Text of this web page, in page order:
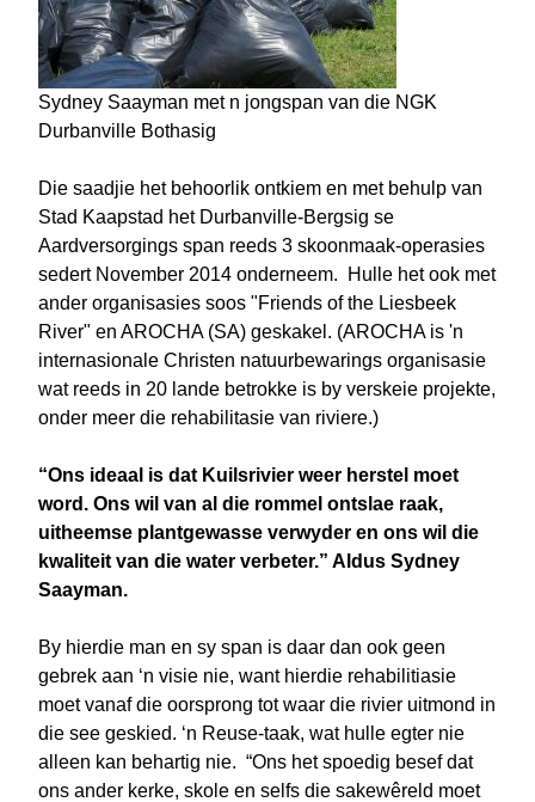
Sydney Saayman met n jongspan van die NGK
Durbanville Bothasig
Die saadjie het behoorlik ontkiem en met behulp van
Stad Kaapstad het Durbanville-Bergsig se
Aardversorgings span reeds 3 skoonmaak-operasies
sedert November 2014 onderneem. Hulle het ook met
ander organisasies soos "Friends of the Liesbeek
River" en AROCHA (SA) geskakel. (AROCHA is 'n
internasionale Christen natuurbewarings organisasie
wat reeds in 20 lande betrokke is by verskeie projekte,
onder meer die rehabilitasie van riviere.)
“Ons ideaal is dat Kuilsrivier weer herstel moet
word. Ons wil van al die rommel ontslae raak,
uitheemse plantgewasse verwyder en ons wil die
kwaliteit van die water verbeter.” Aldus Sydney
Saayman.
By hierdie man en sy span is daar dan ook geen
gebrek aan ‘n visie nie, want hierdie rehabilitiasie
moet vanaf die oorsprong tot waar die rivier uitmond in
die see geskied. ‘n Reuse-taak, wat hulle egter nie
alleen kan behartig nie. “Ons het spoedig besef dat
ons ander kerke, skole en selfs die sakewêreld moet